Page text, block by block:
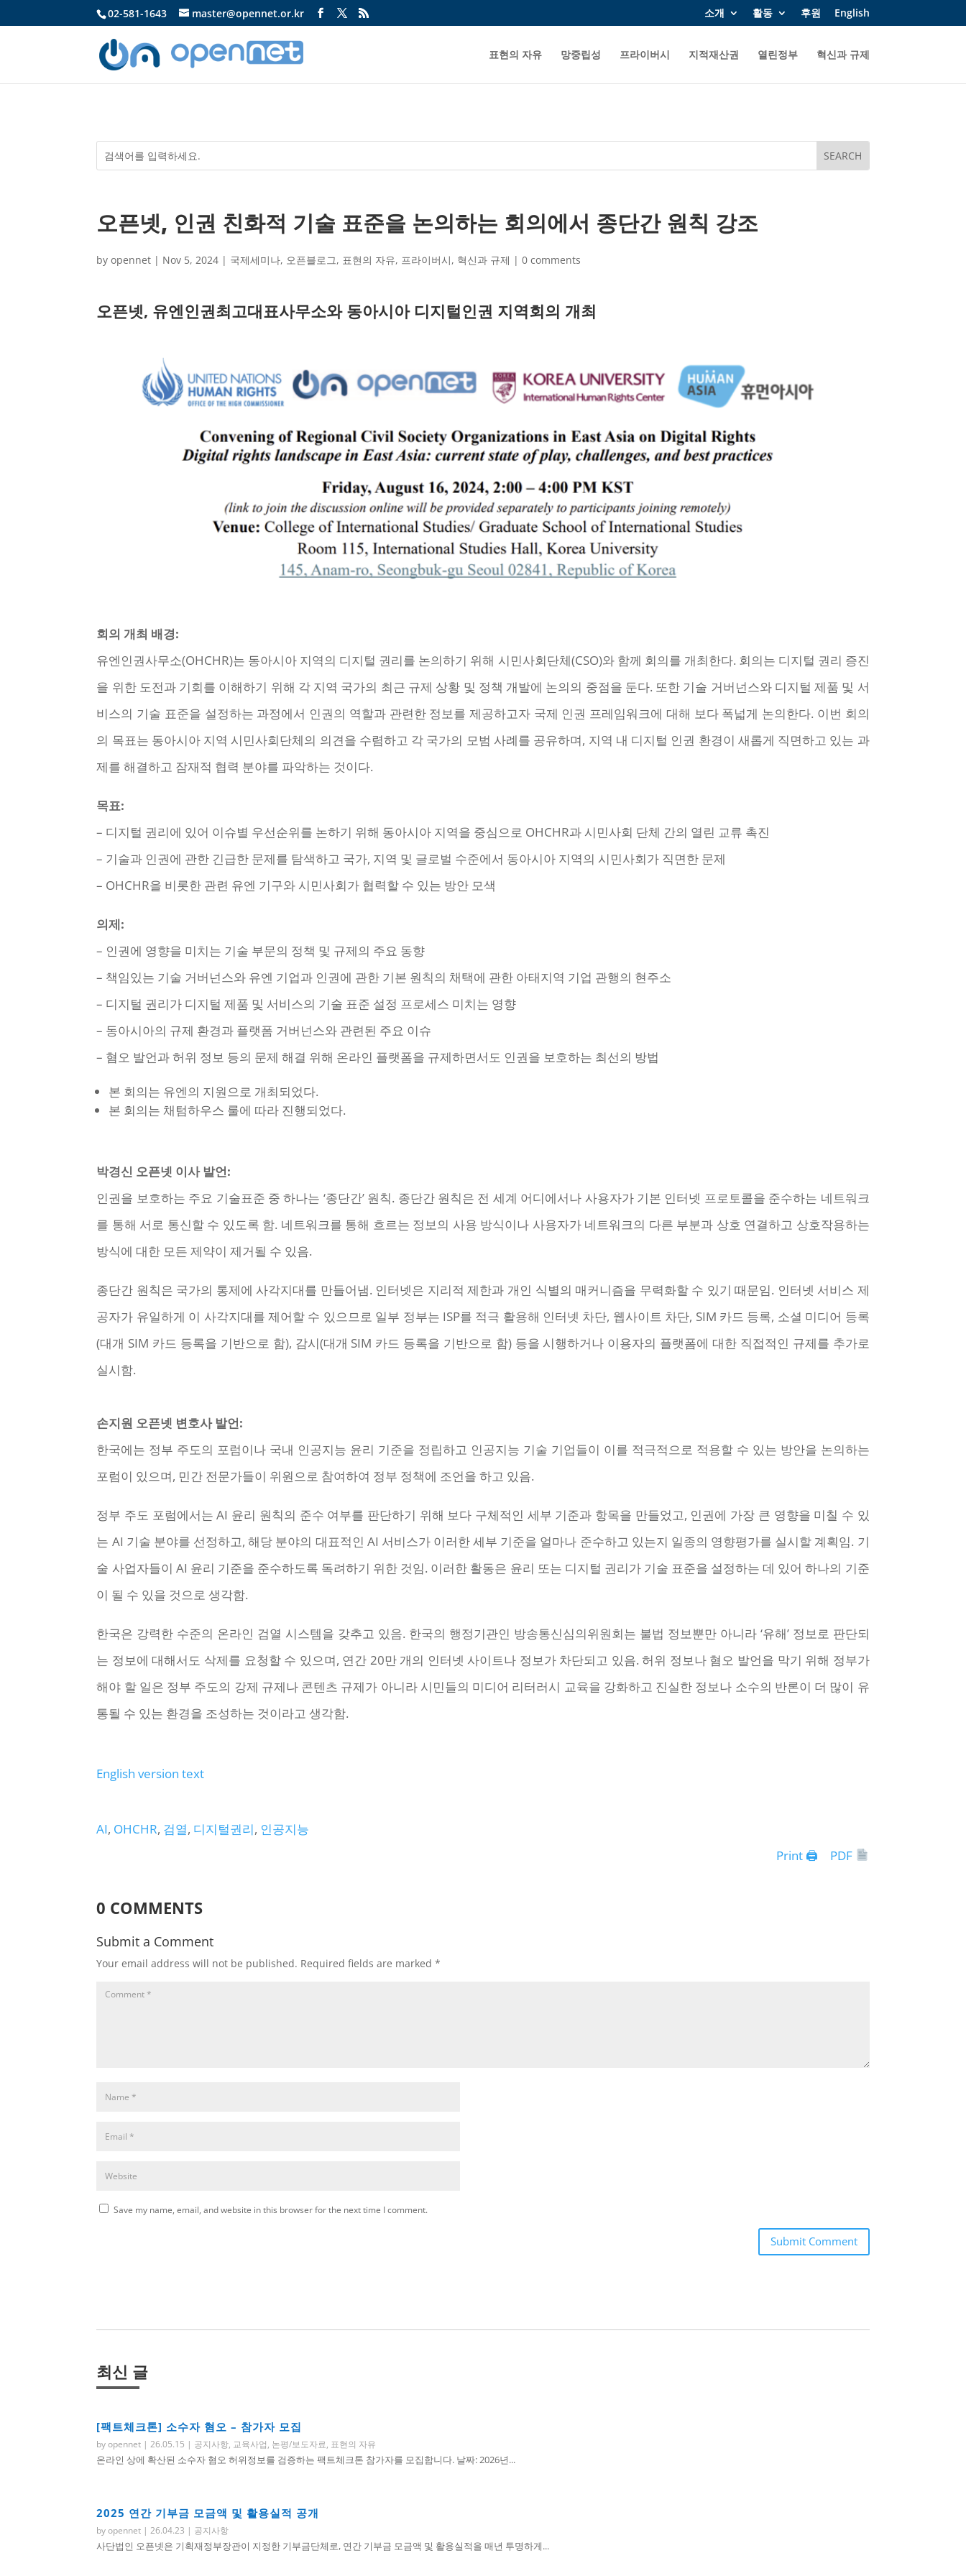
02-581-1643 master@opennet.or.kr 소개 활동 후원 English
표현의 자유 망중립성 프라이버시 지적재산권 열린정부 혁신과 규제
오픈넷, 인권 친화적 기술 표준을 논의하는 회의에서 종단간 원칙 강조
byopennet | Nov 5, 2024 | 국제세미나, 오픈블로그, 표현의 자유, 프라이버시, 혁신과 규제 |0 comments
오픈넷, 유엔인권최고대표사무소와 동아시아 디지털인권 지역회의 개최
회의 개최 배경:
유엔인권사무소(OHCHR)는 동아시아 지역의 디지털 권리를 논의하기 위해 시민사회단체(CSO)와 함께 회의를 개최한다. 회의는 디지털 권리 증진
을 위한 도전과 기회를 이해하기 위해 각 지역 국가의 최근 규제 상황 및 정책 개발에 논의의 중점을 둔다. 또한 기술 거버넌스와 디지털 제품 및 서
비스의 기술 표준을 설정하는 과정에서 인권의 역할과 관련한 정보를 제공하고자 국제 인권 프레임워크에 대해 보다 폭넓게 논의한다. 이번 회의
의 목표는 동아시아 지역 시민사회단체의 의견을 수렴하고 각 국가의 모범 사례를 공유하며, 지역 내 디지털 인권 환경이 새롭게 직면하고 있는 과
제를 해결하고 잠재적 협력 분야를 파악하는 것이다.
목표:
– 디지털 권리에 있어 이슈별 우선순위를 논하기 위해 동아시아 지역을 중심으로 OHCHR과 시민사회 단체 간의 열린 교류 촉진
– 기술과 인권에 관한 긴급한 문제를 탐색하고 국가, 지역 및 글로벌 수준에서 동아시아 지역의 시민사회가 직면한 문제
– OHCHR을 비롯한 관련 유엔 기구와 시민사회가 협력할 수 있는 방안 모색
의제:
– 인권에 영향을 미치는 기술 부문의 정책 및 규제의 주요 동향
– 책임있는 기술 거버넌스와 유엔 기업과 인권에 관한 기본 원칙의 채택에 관한 아태지역 기업 관행의 현주소
– 디지털 권리가 디지털 제품 및 서비스의 기술 표준 설정 프로세스 미치는 영향
– 동아시아의 규제 환경과 플랫폼 거버넌스와 관련된 주요 이슈
– 혐오 발언과 허위 정보 등의 문제 해결 위해 온라인 플랫폼을 규제하면서도 인권을 보호하는 최선의 방법
본 회의는 유엔의 지원으로 개최되었다.
본 회의는 채텀하우스 룰에 따라 진행되었다.
박경신 오픈넷 이사 발언:
인권을 보호하는 주요 기술표준 중 하나는 ‘종단간’ 원칙. 종단간 원칙은 전 세계 어디에서나 사용자가 기본 인터넷 프로토콜을 준수하는 네트워크
를 통해 서로 통신할 수 있도록 함. 네트워크를 통해 흐르는 정보의 사용 방식이나 사용자가 네트워크의 다른 부분과 상호 연결하고 상호작용하는
방식에 대한 모든 제약이 제거될 수 있음.
종단간 원칙은 국가의 통제에 사각지대를 만들어냄. 인터넷은 지리적 제한과 개인 식별의 매커니즘을 무력화할 수 있기 때문임. 인터넷 서비스 제
공자가 유일하게 이 사각지대를 제어할 수 있으므로 일부 정부는 ISP를 적극 활용해 인터넷 차단, 웹사이트 차단, SIM 카드 등록, 소셜 미디어 등록
(대개 SIM 카드 등록을 기반으로 함), 감시(대개 SIM 카드 등록을 기반으로 함) 등을 시행하거나 이용자의 플랫폼에 대한 직접적인 규제를 추가로
실시함.
손지원 오픈넷 변호사 발언:
한국에는 정부 주도의 포럼이나 국내 인공지능 윤리 기준을 정립하고 인공지능 기술 기업들이 이를 적극적으로 적용할 수 있는 방안을 논의하는
포럼이 있으며, 민간 전문가들이 위원으로 참여하여 정부 정책에 조언을 하고 있음.
정부 주도 포럼에서는 AI 윤리 원칙의 준수 여부를 판단하기 위해 보다 구체적인 세부 기준과 항목을 만들었고, 인권에 가장 큰 영향을 미칠 수 있
는 AI 기술 분야를 선정하고, 해당 분야의 대표적인 AI 서비스가 이러한 세부 기준을 얼마나 준수하고 있는지 일종의 영향평가를 실시할 계획임. 기
술 사업자들이 AI 윤리 기준을 준수하도록 독려하기 위한 것임. 이러한 활동은 윤리 또는 디지털 권리가 기술 표준을 설정하는 데 있어 하나의 기준
이 될 수 있을 것으로 생각함.
한국은 강력한 수준의 온라인 검열 시스템을 갖추고 있음. 한국의 행정기관인 방송통신심의위원회는 불법 정보뿐만 아니라 ‘유해’ 정보로 판단되
는 정보에 대해서도 삭제를 요청할 수 있으며, 연간 20만 개의 인터넷 사이트나 정보가 차단되고 있음. 허위 정보나 혐오 발언을 막기 위해 정부가
해야 할 일은 정부 주도의 강제 규제나 콘텐츠 규제가 아니라 시민들의 미디어 리터러시 교육을 강화하고 진실한 정보나 소수의 반론이 더 많이 유
통될 수 있는 환경을 조성하는 것이라고 생각함.
English version text
AI, OHCHR, 검열, 디지털권리, 인공지능
Print 🖨
PDF
0 COMMENTS
Submit a Comment
Your email address will not be published. Required fields are marked*
Save my name, email, and website in this browser for the next time I comment.
Submit Comment
최신 글
[팩트체크톤] 소수자 혐오 – 참가자 모집
byopennet |26.05.15 | 공지사항, 교육사업, 논평/보도자료, 표현의 자유
온라인 상에 확산된 소수자 혐오 허위정보를 검증하는 팩트체크톤 참가자를 모집합니다. 날짜: 2026년...
2025 연간 기부금 모금액 및 활용실적 공개
byopennet |26.04.23 | 공지사항
사단법인 오픈넷은 기획재정부장관이 지정한 기부금단체로, 연간 기부금 모금액 및 활용실적을 매년 투명하게...